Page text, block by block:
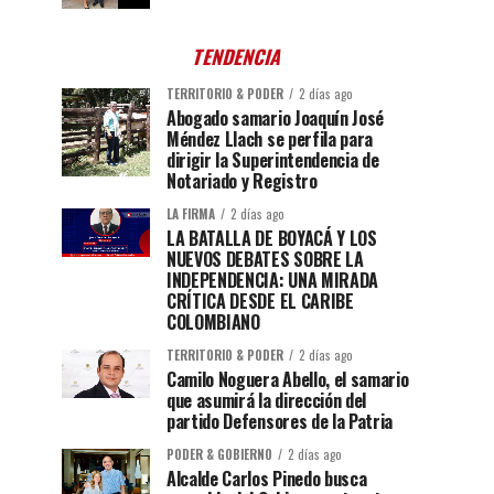
TENDENCIA
TERRITORIO & PODER 2 días ago
Abogado samario Joaquín José
Méndez Llach se perfila para
dirigir la Superintendencia de
Notariado y Registro
LA FIRMA 2 días ago
LA BATALLA DE BOYACÁ Y LOS
NUEVOS DEBATES SOBRE LA
INDEPENDENCIA: UNA MIRADA
CRÍTICA DESDE EL CARIBE
COLOMBIANO
TERRITORIO & PODER 2 días ago
Camilo Noguera Abello, el samario
que asumirá la dirección del
partido Defensores de la Patria
PODER & GOBIERNO 2 días ago
Alcalde Carlos Pinedo busca